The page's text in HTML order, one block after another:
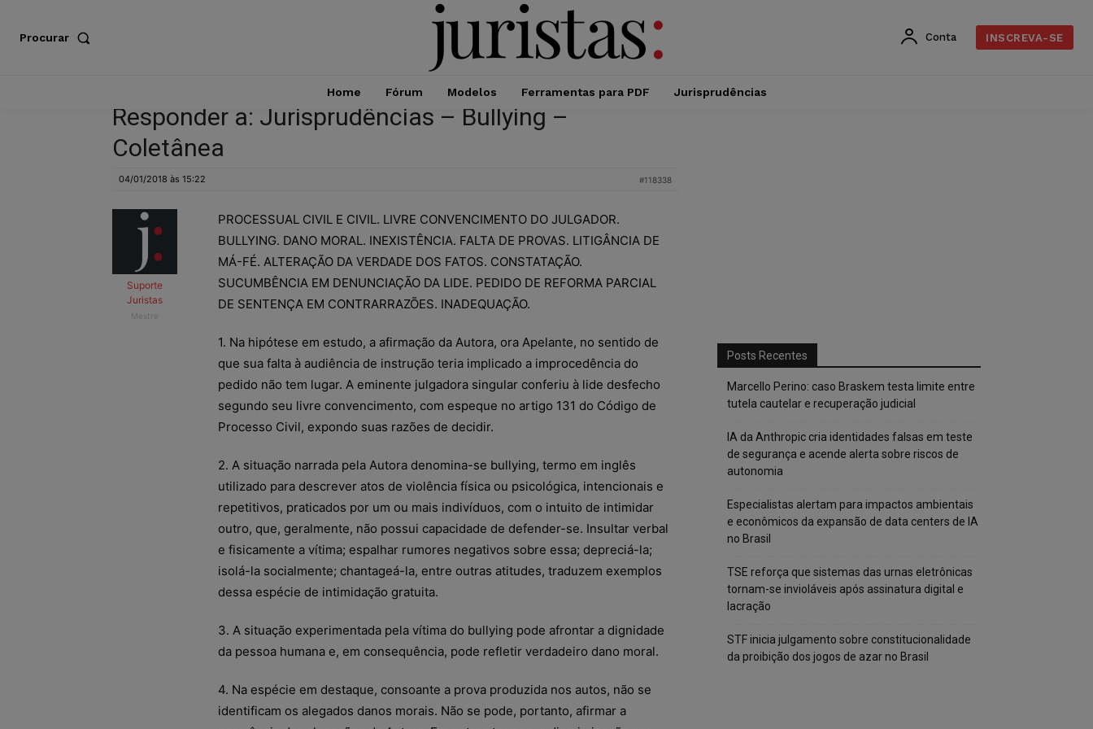
Procurar Conta INSCREVA-SE
Home Fórum Modelos Ferramentas para PDF Jurisprudências
Responder a: Jurisprudências – Bullying –
Coletânea
04/01/2018 às 15:22 #118338
Suporte
Juristas
Mestre
PROCESSUAL CIVIL E CIVIL. LIVRE CONVENCIMENTO DO JULGADOR.
BULLYING. DANO MORAL. INEXISTÊNCIA. FALTA DE PROVAS. LITIGÂNCIA DE
MÁ-FÉ. ALTERAÇÃO DA VERDADE DOS FATOS. CONSTATAÇÃO.
SUCUMBÊNCIA EM DENUNCIAÇÃO DA LIDE. PEDIDO DE REFORMA PARCIAL
DE SENTENÇA EM CONTRARRAZÕES. INADEQUAÇÃO.
1. Na hipótese em estudo, a afirmação da Autora, ora Apelante, no sentido de
que sua falta à audiência de instrução teria implicado a improcedência do
pedido não tem lugar. A eminente julgadora singular conferiu à lide desfecho
segundo seu livre convencimento, com espeque no artigo 131 do Código de
Processo Civil, expondo suas razões de decidir.
2. A situação narrada pela Autora denomina-se bullying, termo em inglês
utilizado para descrever atos de violência física ou psicológica, intencionais e
repetitivos, praticados por um ou mais indivíduos, com o intuito de intimidar
outro, que, geralmente, não possui capacidade de defender-se. Insultar verbal
e fisicamente a vítima; espalhar rumores negativos sobre essa; depreciá-la;
isolá-la socialmente; chantageá-la, entre outras atitudes, traduzem exemplos
dessa espécie de intimidação gratuita.
3. A situação experimentada pela vítima do bullying pode afrontar a dignidade
da pessoa humana e, em consequência, pode refletir verdadeiro dano moral.
4. Na espécie em destaque, consoante a prova produzida nos autos, não se
identificam os alegados danos morais. Não se pode, portanto, afirmar a
Posts Recentes
Marcello Perino: caso Braskem testa limite entre
tutela cautelar e recuperação judicial
IA da Anthropic cria identidades falsas em teste
de segurança e acende alerta sobre riscos de
autonomia
Especialistas alertam para impactos ambientais
e econômicos da expansão de data centers de IA
no Brasil
TSE reforça que sistemas das urnas eletrônicas
tornam-se invioláveis após assinatura digital e
lacração
STF inicia julgamento sobre constitucionalidade
da proibição dos jogos de azar no Brasil